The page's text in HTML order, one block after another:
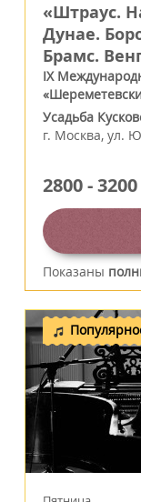
«Штраус.
Дунае.
Брамс.
IX
Усадьба
г. Москва, ул.
2800-3200
Показаны